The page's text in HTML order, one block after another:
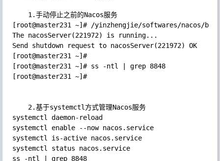
[root@master231 ~]# /yinzhengjie/softwares/nacos/
The nacosServer(221972) is running...
Send shutdown request to nacosServer(221972) OK
[root@master231 ~]#
[root@master231 ~]# ss -ntl | grep 8848
[root@master231 ~]#
systemctl daemon-reload
systemctl enable --now nacos.service
systemctl is-active nacos.service
systemctl status nacos.service